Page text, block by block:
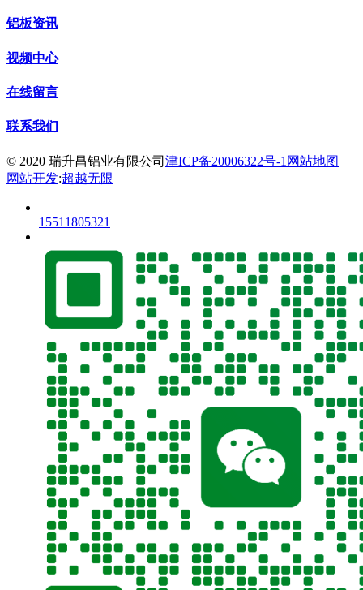
铝板资讯
视频中心
在线留言
联系我们
© 2020 瑞升昌铝业有限公司 津ICP备20006322号-1 网站地图
网站开发:超越无限
15511805321